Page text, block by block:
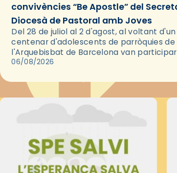
convivències “Be Apostle” del
Diocesà de Pastoral amb Joves
Del 28 de juliol al 2 d'agost, al voltant d'un
centenar d'adolescents de parròquies de
l'Arquebisbat de Barcelona van
les convivències Be Apostle, organitzades
06/08/2026